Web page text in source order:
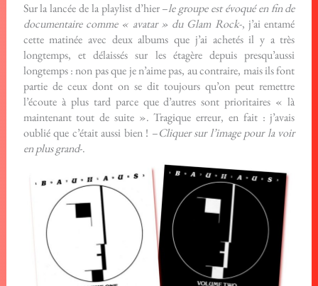
Sur la lancée de la playlist d’hier –le groupe est évoqué en fin de
documentaire comme « avatar » du Glam Rock-, j’ai entamé
cette matinée avec deux albums que j’ai achetés il y a très
longtemps, et délaissés sur les étagère depuis presqu’aussi
longtemps : non pas que je n’aime pas, au contraire, mais ils font
partie de ceux dont on se dit toujours qu’on peut remettre
l’écoute à plus tard parce que d’autres sont prioritaires « là
maintenant tout de suite ». Tragique erreur, en fait : j’avais
oublié que c’était aussi bien ! –Cliquer sur l’image pour la voir
en plus grand-.